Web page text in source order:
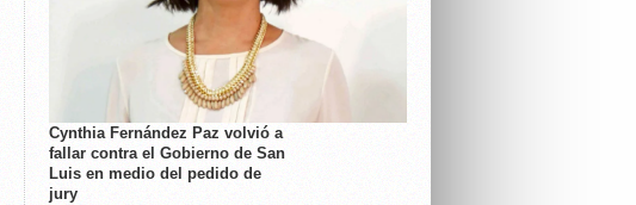
Cynthia Fernández Paz volvió a
fallar contra el Gobierno de San
Luis en medio del pedido de
jury